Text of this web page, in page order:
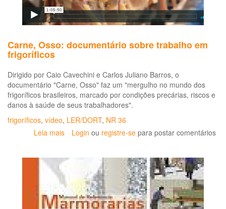
Carne, Osso: documentário sobre trabalho em
frigoríficos
Dirigido por Caio Cavechini e Carlos Juliano Barros, o
documentário "Carne, Osso" faz um "mergulho no mundo dos
frigoríficos brasileiros, marcado por condições precárias, riscos e
danos à saúde de seus trabalhadores".
frigoríficos, vídeo, LER/DORT, NR 36
Leia mais sobre
documentário
sobre
trabalho
em
frigoríficos
Login ou registre-se para postar comentários